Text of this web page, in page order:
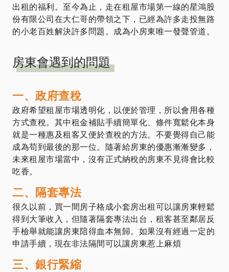
出租的福利。至今為止，走在租屋市場第一線的星鴻股
份有限公司在大仁哥的帶領之下，已經為許多走投無路
的小老百姓解決許多問題。成為小房東唯一發聲管道。
房東會遇到的問題
一、政府查稅
政府希望租屋市場透明化，以便於管理，所以會用各種
方式查稅。其中租金補貼手續簡單化、條件寬鬆化本身
就是一種惠及租客又便於查稅的方法。不要覺得自己能
成為苟到最後的那一位。隨著給房東的優惠漸漸變多，
未來租屋市場當中，沒有正式納稅的房東不見得會比較
吃香。
二、隔套專法
很久以前，買一間房子格成小套房出租可以讓房東輕鬆
得到大筆收入，但隨著隔套專法出台，租客甚至鄰居反
手檢舉就能讓房東陪得血本無歸。如果沒有經過一定的
申請手續，現在非法隔間可以讓房東惹上麻煩
三、銀行緊縮